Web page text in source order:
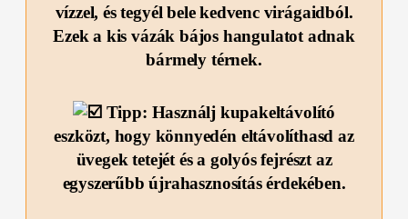
vízzel, és tegyél bele kedvenc virágaidból.
Ezek a kis vázák bájos hangulatot adnak
bármely térnek.
Tipp: Használj kupakeltávolító
eszközt, hogy könnyedén eltávolíthasd az
üvegek tetejét és a golyós fejrészt az
egyszerűbb újrahasznosítás érdekében.